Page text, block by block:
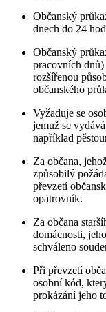
Občanský
dnech do 24
Občanský
pracovních
rozšířenou
občanského
Vyžaduje se
jemuž se
například
Za občana,
způsobilý
převzetí
opatrovník.
Za občana
domácnosti,
schváleno
Při převzetí
osobní kód,
prokázání jeho